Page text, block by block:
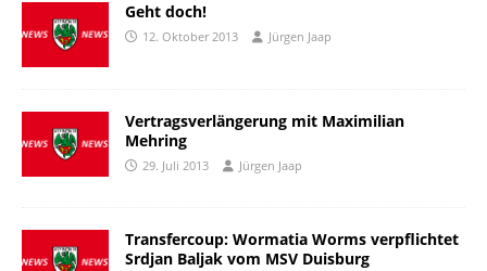
Geht doch!
12. Oktober 2013 Jürgen Jaap
Vertragsverlängerung mit Maximilian
Mehring
29. Juli 2013 Jürgen Jaap
Transfercoup: Wormatia Worms verpflichtet
Srdjan Baljak vom MSV Duisburg